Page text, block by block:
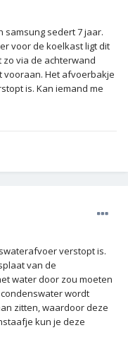
samsung sedert 7 jaar.
voor de koelkast ligt dit
via de achterwand
Het afvoerbakje
is. Kan iemand me
verstopt is.
van de
water door zou moeten
wordt
zitten, waardoor deze
kun je deze